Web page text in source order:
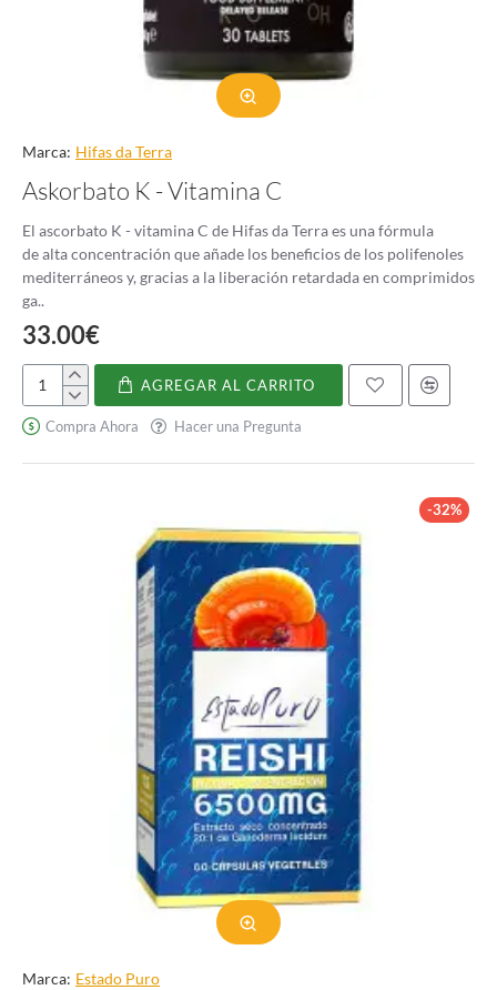
Marca: Hifas da Terra
Askorbato K - Vitamina C
El ascorbato K - vitamina C de Hifas da Terra es una fórmula
de alta concentración que añade los beneficios de los polifenoles
mediterráneos y, gracias a la liberación retardada en comprimidos
ga..
33.00€
Askorbato
K
-
Vitamina
AGREGAR AL CARRITO
Compra Ahora Hacer una Pregunta
-32%
Marca: Estado Puro